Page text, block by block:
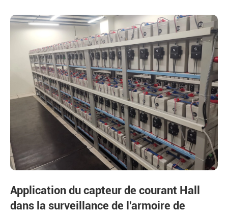
Application du capteur de courant Hall
dans la surveillance de l'armoire de